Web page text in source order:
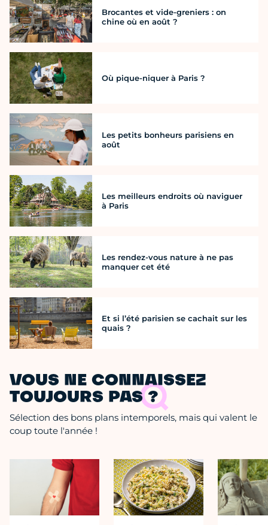
Brocantes et vide-greniers : on
chine où en août ?
Où pique-niquer à Paris ?
Les petits bonheurs parisiens en
août
Les meilleurs endroits où naviguer
à Paris
Les rendez-vous nature à ne pas
manquer cet été
Et si l’été parisien se cachait sur les
quais ?
VOUS NE CONNAISSEZ
TOUJOURS PAS ?
Sélection des bons plans intemporels, mais qui valent le
coup toute l'année !